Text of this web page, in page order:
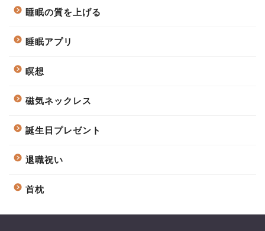
睡眠の質を上げる
睡眠アプリ
瞑想
磁気ネックレス
誕生日プレゼント
退職祝い
首枕